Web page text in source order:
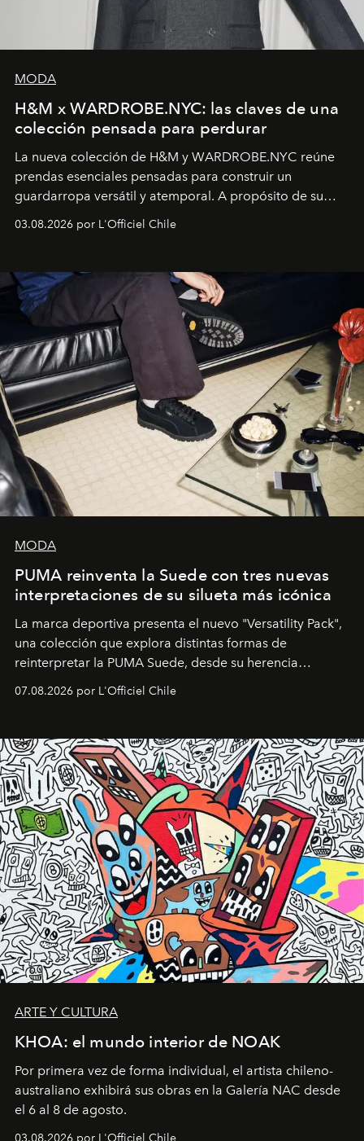
MODA
H&M x WARDROBE.NYC: las claves de una
colección pensada para perdurar
La nueva colección de H&M y WARDROBE.NYC reúne
prendas esenciales pensadas para construir un
guardarropa versátil y atemporal. A propósito de su
la asesora creativa y jefa de diseño global de la marca
y la filosofía detrás de la propuesta.
03.08.2026 por L'Officiel Chile
MODA
PUMA reinventa la Suede con tres nuevas
interpretaciones de su silueta más icónica
La marca deportiva presenta el nuevo "Versatility Pack",
una colección que explora distintas formas de
reinterpretar la PUMA Suede, desde su herencia
diseño y el universo outdoor.
07.08.2026 por L'Officiel Chile
ARTE Y CULTURA
KHOA: el mundo interior de NOAK
Por primera vez de forma individual, el artista chileno-
australiano exhibirá sus obras en la Galería NAC desde
el 6 al 8 de agosto.
03.08.2026 por L'Officiel Chile